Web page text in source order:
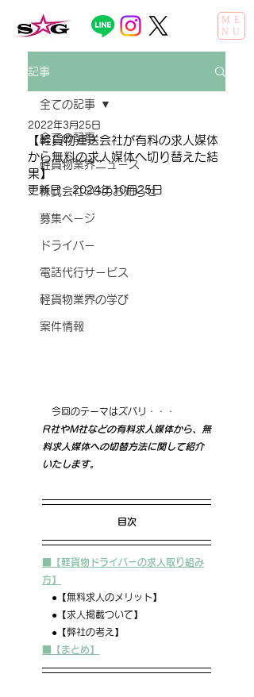
ME
NU
記事
全ての記事
軽貨物業界ニュース
株式会社SGのお知らせ
募集ページ
ドライバー
電話代行サービス
軽貨物業界の学び
案件情報
全ての記事
【軽貨物運送会社が有料の求人媒体
から無料の求人媒体へ切り替えた結
果】
2022年3月25日
更新日：2024年10月25日
今回のテーマはズバリ・・・
R社やM社などの有料求人媒体から、無
料求人媒体への切替方法に関して紹介
いたします。
目次
■【軽貨物ドライバーの求人取り組み
方】
●【無料求人のメリット】
●【求人掲載ついて】
●【弊社の考え】
■【まとめ】